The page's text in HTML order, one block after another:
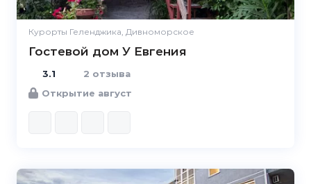
Курорты Геленджика, Дивноморское
Гостевой дом У Евгения
3.1
2 отзыва
Открытие август